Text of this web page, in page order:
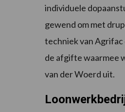
individuele
gewend om met
techniek van Agrifac
de afgifte waarmee
van der Woerd uit.